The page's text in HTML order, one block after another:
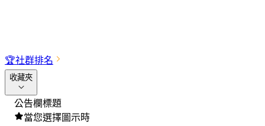
🏆社群排名
收藏夾
公告欄標題
當您選擇圖示時